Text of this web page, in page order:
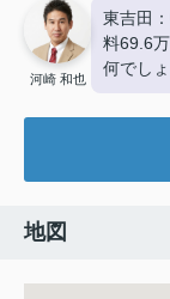
河崎 和也
東吉田
料69.6
何でしょ
地図